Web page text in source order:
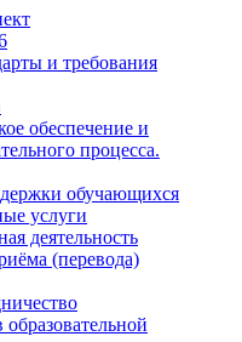
и требования
обеспечение и
процесса.
обучающихся
услуги
деятельность
(перевода)